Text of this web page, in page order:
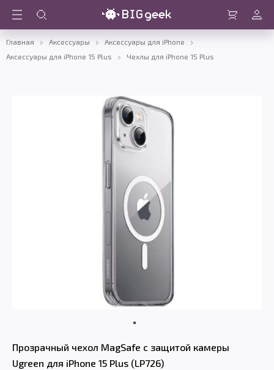
Войти
Главная Аксессуары
Аксессуары для iPhone
Аксессуары для iPhone 15 Plus
Чехлы для iPhone 15 Plus
Прозрачный чехол MagSafe с защитой камеры
Ugreen для iPhone 15 Plus (LP726)